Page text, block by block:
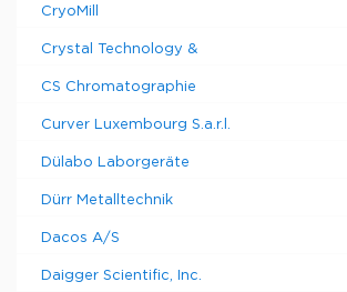
CryoMill
Crystal Technology &
CS Chromatographie
Curver Luxembourg S.a.r.l.
Dülabo Laborgeräte
Dürr Metalltechnik
Dacos A/S
Daigger Scientific, Inc.